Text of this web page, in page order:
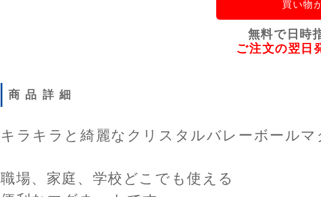
買い物
無料で日時
ご注文の翌日
商品詳細
キラキラと綺麗なクリスタルバレーボールマ
職場、家庭、学校どこでも使える